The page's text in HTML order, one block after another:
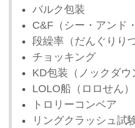
バルク包装
C&F（シー・アンド
段繰率（だんぐりりつ
チョッキング
KD包装（ノックダウ
LOLO船（ロロせん）
トロリーコンベア
リングクラッシュ試